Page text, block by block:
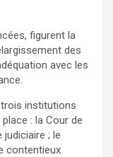
figurent la
des
avec les
institutions
: la Cour de
judiciaire ; le
contentieux